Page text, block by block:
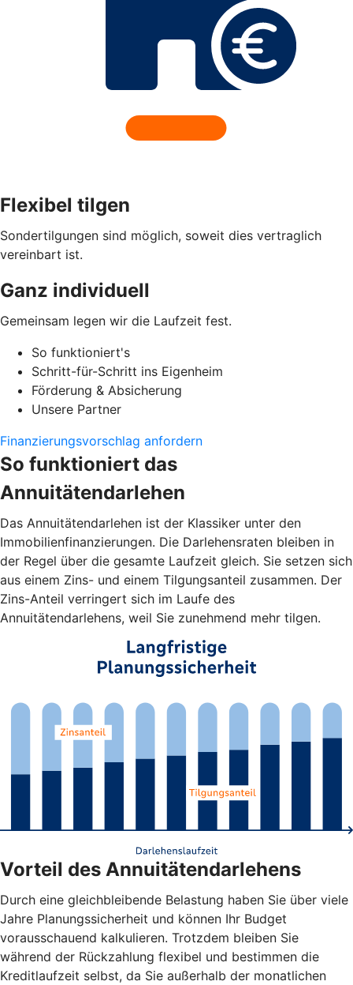
Flexibel tilgen
Sondertilgungen sind möglich, soweit dies vertraglich
vereinbart ist.
Ganz individuell
Gemeinsam legen wir die Laufzeit fest.
So funktioniert's
Schritt-für-Schritt ins Eigenheim
Förderung & Absicherung
Unsere Partner
Finanzierungsvorschlag anfordern
So funktioniert das
Annuitätendarlehen
Das Annuitätendarlehen ist der Klassiker unter den
Immobilienfinanzierungen. Die Darlehensraten bleiben in
der Regel über die gesamte Laufzeit gleich. Sie setzen sich
aus einem Zins- und einem Tilgungsanteil zusammen. Der
Zins-Anteil verringert sich im Laufe des
Annuitätendarlehens, weil Sie zunehmend mehr tilgen.
Vorteil des Annuitätendarlehens
Durch eine gleichbleibende Belastung haben Sie über viele
Jahre Planungssicherheit und können Ihr Budget
vorausschauend kalkulieren. Trotzdem bleiben Sie
während der Rückzahlung flexibel und bestimmen die
Kreditlaufzeit selbst, da Sie außerhalb der monatlichen